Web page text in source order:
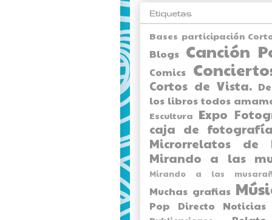
Etiquetas
Bases participación
Blogs Canción
Comics
Cortos de Vista.
los libros todos
Escultura Expo
caja de
Microrrelatos de
Mirando a las
Mirando a las
Muchas grafias
Pop Directo Noticias